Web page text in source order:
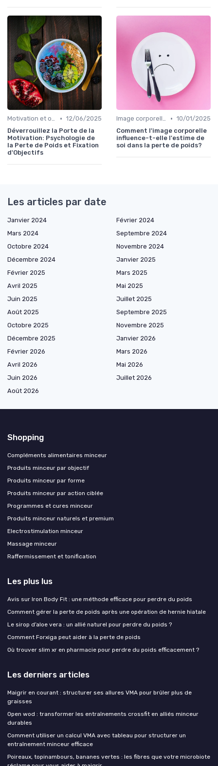
Motivation et objectifs • 12/06/2025
Déverrouillez la Porte de la
Motivation: Psychologie de
la Perte de Poids et Fixation
d'Objectifs
Image corporelle et estime de soi • 10/01/2025
Comment l'image corporelle
influence-t-elle l'estime de
soi dans la perte de poids?
Les articles par date
Janvier 2024
Février 2024
Mars 2024
Septembre 2024
Octobre 2024
Novembre 2024
Décembre 2024
Janvier 2025
Février 2025
Mars 2025
Avril 2025
Mai 2025
Juin 2025
Juillet 2025
Août 2025
Septembre 2025
Octobre 2025
Novembre 2025
Décembre 2025
Janvier 2026
Février 2026
Mars 2026
Avril 2026
Mai 2026
Juin 2026
Juillet 2026
Août 2026
Shopping
Compléments alimentaires minceur
Produits minceur par objectif
Produits minceur par forme
Produits minceur par action ciblée
Programmes et cures minceur
Produits minceur naturels et premium
Electrostimulation minceur
Massage minceur
Raffermissement et tonification
Les plus lus
Avis sur Iron Body Fit : une méthode efficace pour perdre du poids
Comment gérer la perte de poids après une opération de hernie hiatale
Le sirop d’aloe vera : un allié naturel pour perdre du poids ?
Comment Forxiga peut aider à la perte de poids
Où trouver slim xr en pharmacie pour perdre du poids efficacement ?
Les derniers articles
Maigrir en courant : structurer ses allures VMA pour brûler plus de
graisses
Open wod : transformer les entraînements crossfit en alliés minceur
durables
Comment utiliser un calcul VMA avec tableau pour structurer un
entraînement minceur efficace
Poireaux, topinambours, bananes vertes : les fibres que votre microbiote